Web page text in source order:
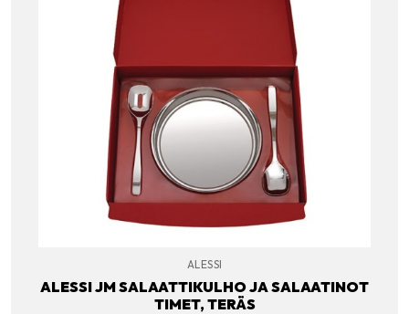
ALESSI
ALESSI JM SALAATTIKULHO JA SALAATINOT
TIMET, TERÄS